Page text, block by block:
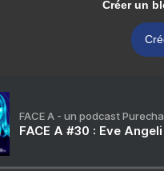
Créer un
FACE A - un podcast
FACE A #30 : Eve